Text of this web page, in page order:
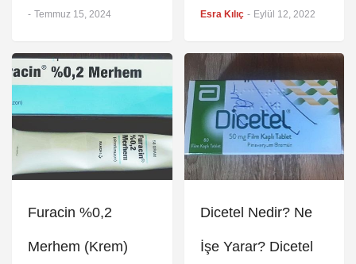
- Temmuz 15, 2024 Esra Kılıç - Eylül 12, 2022
Furacin %0,2
Merhem (Krem)
Dicetel Nedir? Ne
İşe Yarar? Dicetel